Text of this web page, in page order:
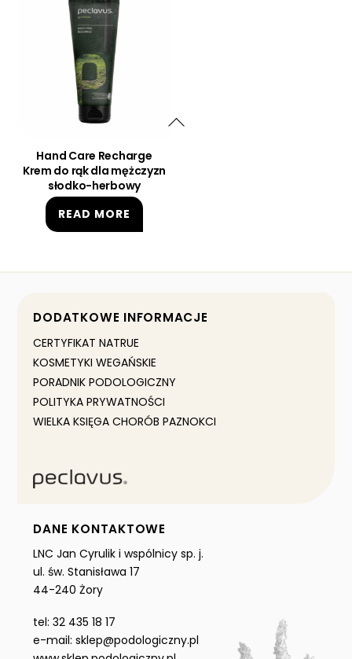
Hand Care Recharge
Krem do rąk dla mężczyzn
słodko-herbowy
READ MORE
DODATKOWE INFORMACJE
CERTYFIKAT NATRUE
KOSMETYKI WEGAŃSKIE
PORADNIK PODOLOGICZNY
POLITYKA PRYWATNOŚCI
WIELKA KSIĘGA CHORÓB PAZNOKCI
DANE KONTAKTOWE
LNC Jan Cyrulik i wspólnicy sp. j.
ul. św. Stanisława 17
44-240 Żory
tel: 32 435 18 17
e-mail: sklep@podologiczny.pl